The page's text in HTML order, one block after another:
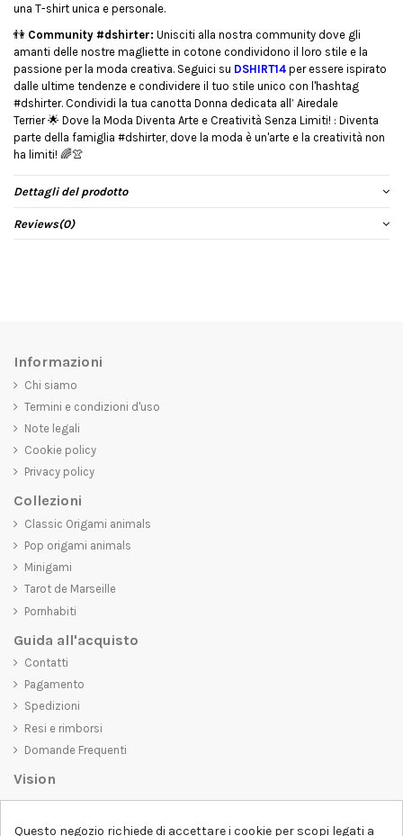
una T-shirt unica e personale.
👫 Community #dshirter: Unisciti alla nostra community dove gli
amanti delle nostre magliette in cotone condividono il loro stile e la
passione per la moda creativa. Seguici su DSHIRT14 per essere ispirato
dalle ultime tendenze e condividere il tuo stile unico con l'hashtag
#dshirter. Condividi la tua canotta Donna dedicata all’ Airedale
Terrier🌟 Dove la Moda Diventa Arte e Creatività Senza Limiti! : Diventa
parte della famiglia #dshirter, dove la moda è un'arte e la creatività non
ha limiti! 🌈👚
Dettagli del prodotto
Reviews(0)
Informazioni
Chi siamo
Termini e condizioni d'uso
Note legali
Cookie policy
Privacy policy
Collezioni
Classic Origami animals
Pop origami animals
Minigami
Tarot de Marseille
Pornhabiti
Guida all'acquisto
Contatti
Pagamento
Spedizioni
Resi e rimborsi
Domande Frequenti
Vision
belli da vedere, ma che trasmettano anche un messaggio importante.
Questo negozio richiede di accettare i cookie per scopi legati a